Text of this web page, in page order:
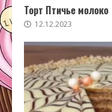
Торт Птичье молоко
12.12.2023